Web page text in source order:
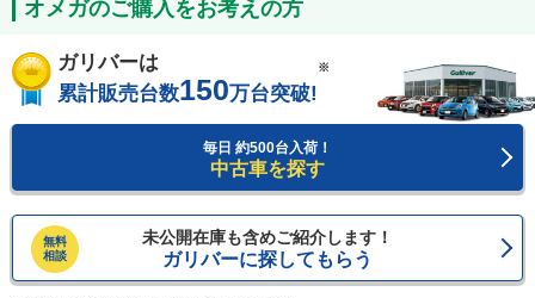
オメガのご購入をお考えの方
ガリバーは
累計販売台数150万台突破!
※
毎日 約500台入荷！
中古車を探す
無料
相談
未公開在庫も含めご紹介します！
ガリバーに探してもらう